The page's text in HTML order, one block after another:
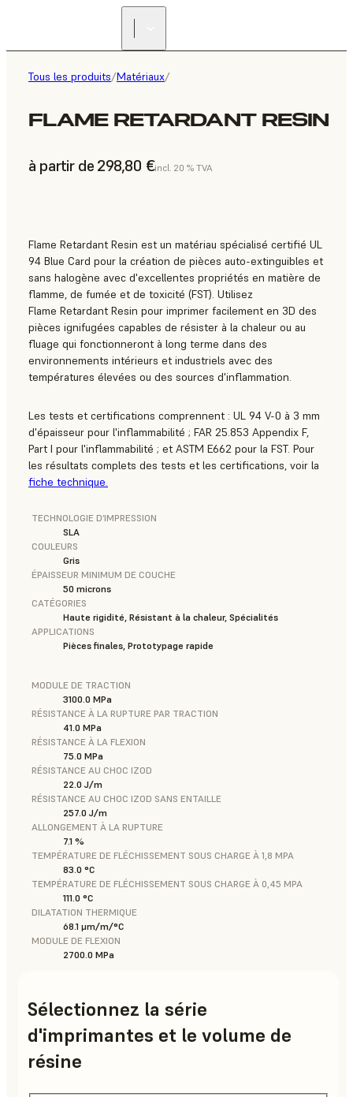
Tous les produits/Matériaux/
FLAME RETARDANT RESIN
à partir de 298,80 €incl. 20 % TVA
Flame Retardant Resin est un matériau spécialisé certifié UL
94 Blue Card pour la création de pièces auto-extinguibles et
sans halogène avec d'excellentes propriétés en matière de
flamme, de fumée et de toxicité (FST). Utilisez
Flame Retardant Resin pour imprimer facilement en 3D des
pièces ignifugées capables de résister à la chaleur ou au
fluage qui fonctionneront à long terme dans des
environnements intérieurs et industriels avec des
températures élevées ou des sources d'inflammation.
Les tests et certifications comprennent : UL 94 V-0 à 3 mm
d'épaisseur pour l'inflammabilité ; FAR 25.853 Appendix F,
Part I pour l'inflammabilité ; et ASTM E662 pour la FST. Pour
les résultats complets des tests et les certifications, voir la
fiche technique.
TECHNOLOGIE D’IMPRESSION
SLA
COULEURS
Gris
ÉPAISSEUR MINIMUM DE COUCHE
50 microns
CATÉGORIES
Haute rigidité, Résistant à la chaleur, Spécialités
APPLICATIONS
Pièces finales, Prototypage rapide
MODULE DE TRACTION
3100.0 MPa
RÉSISTANCE À LA RUPTURE PAR TRACTION
41.0 MPa
RÉSISTANCE À LA FLEXION
75.0 MPa
RÉSISTANCE AU CHOC IZOD
22.0 J/m
RÉSISTANCE AU CHOC IZOD SANS ENTAILLE
257.0 J/m
ALLONGEMENT À LA RUPTURE
7.1 %
TEMPÉRATURE DE FLÉCHISSEMENT SOUS CHARGE À 1,8 MPA
83.0 °C
TEMPÉRATURE DE FLÉCHISSEMENT SOUS CHARGE À 0,45 MPA
111.0 °C
DILATATION THERMIQUE
68.1 μm/m/°C
MODULE DE FLEXION
2700.0 MPa
Sélectionnez la série
d'imprimantes et le volume de
résine